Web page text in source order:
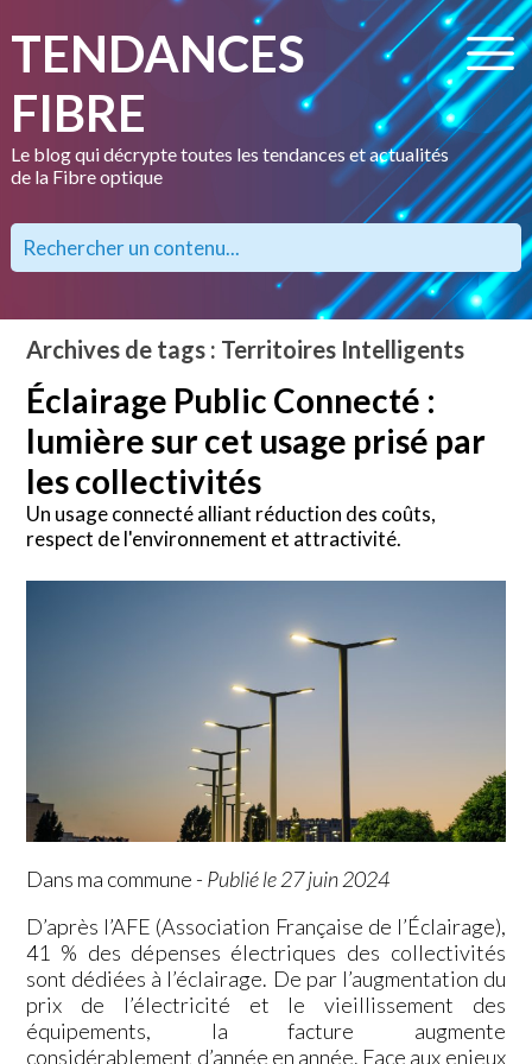
TENDANCES
FIBRE
Le blog qui décrypte toutes les tendances et actualités
de la Fibre optique
Archives de tags : Territoires Intelligents
Éclairage Public Connecté :
lumière sur cet usage prisé par
les collectivités
Un usage connecté alliant réduction des coûts,
respect de l'environnement et attractivité.
Dans ma commune - Publié le 27 juin 2024
D’après l’AFE (Association Française de l’Éclairage),
41 % des dépenses électriques des collectivités
sont dédiées à l’éclairage. De par l’augmentation du
prix de l’électricité et le vieillissement des
équipements, la facture augmente
considérablement d’année en année. Face aux enjeux